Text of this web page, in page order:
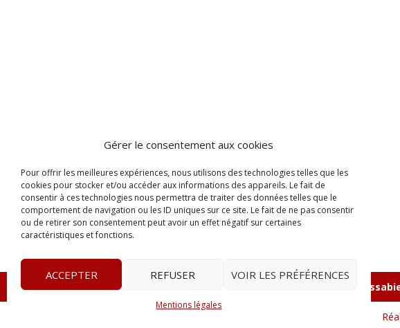
Gérer le consentement aux cookies
Pour offrir les meilleures expériences, nous utilisons des technologies telles que les
cookies pour stocker et/ou accéder aux informations des appareils. Le fait de
consentir à ces technologies nous permettra de traiter des données telles que le
comportement de navigation ou les ID uniques sur ce site. Le fait de ne pas consentir
ou de retirer son consentement peut avoir un effet négatif sur certaines
caractéristiques et fonctions.
ACCEPTER REFUSER VOIR LES PRÉFÉRENCES
Mentions légales
Le Probant Tour Massabielle, Rue